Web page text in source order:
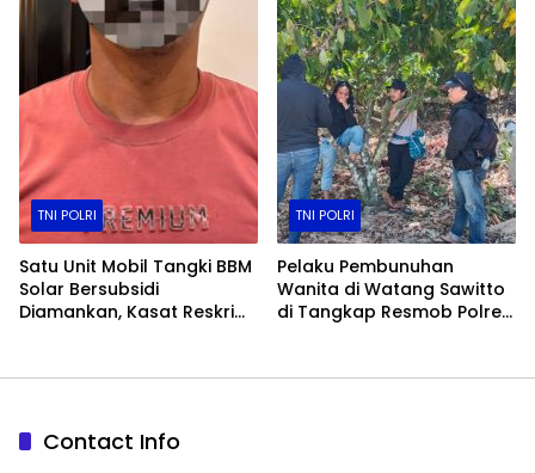
TNI POLRI
Satu Unit Mobil Tangki BBM
Solar Bersubsidi
Diamankan, Kasat Reskrim
Transparan​
TNI POLRI
Pelaku Pembunuhan
Wanita di Watang Sawitto
di Tangkap Resmob Polres
Contact Info